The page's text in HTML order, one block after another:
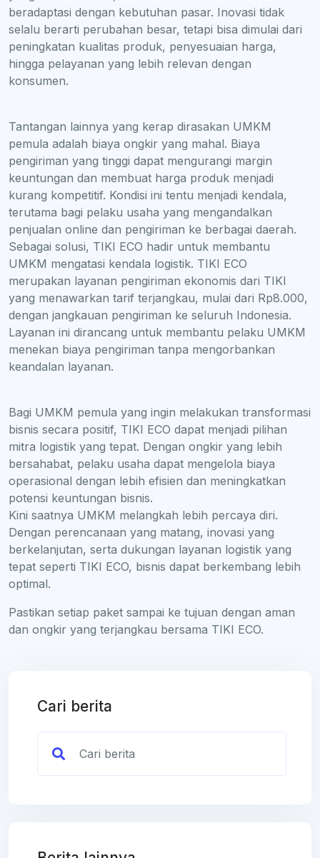
beradaptasi dengan kebutuhan pasar. Inovasi tidak
selalu berarti perubahan besar, tetapi bisa dimulai dari
peningkatan kualitas produk, penyesuaian harga,
hingga pelayanan yang lebih relevan dengan
konsumen.
Tantangan lainnya yang kerap dirasakan UMKM
pemula adalah biaya ongkir yang mahal. Biaya
pengiriman yang tinggi dapat mengurangi margin
keuntungan dan membuat harga produk menjadi
kurang kompetitif. Kondisi ini tentu menjadi kendala,
terutama bagi pelaku usaha yang mengandalkan
penjualan online dan pengiriman ke berbagai daerah.
Sebagai solusi, TIKI ECO hadir untuk membantu
UMKM mengatasi kendala logistik. TIKI ECO
merupakan layanan pengiriman ekonomis dari TIKI
yang menawarkan tarif terjangkau, mulai dari Rp8.000,
dengan jangkauan pengiriman ke seluruh Indonesia.
Layanan ini dirancang untuk membantu pelaku UMKM
menekan biaya pengiriman tanpa mengorbankan
keandalan layanan.
Bagi UMKM pemula yang ingin melakukan transformasi
bisnis secara positif, TIKI ECO dapat menjadi pilihan
mitra logistik yang tepat. Dengan ongkir yang lebih
bersahabat, pelaku usaha dapat mengelola biaya
operasional dengan lebih efisien dan meningkatkan
potensi keuntungan bisnis.
Kini saatnya UMKM melangkah lebih percaya diri.
Dengan perencanaan yang matang, inovasi yang
berkelanjutan, serta dukungan layanan logistik yang
tepat seperti TIKI ECO, bisnis dapat berkembang lebih
optimal.
Pastikan setiap paket sampai ke tujuan dengan aman
dan ongkir yang terjangkau bersama TIKI ECO.
Cari berita